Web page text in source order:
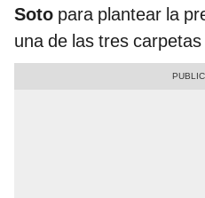
Soto para plantear la
una de las tres